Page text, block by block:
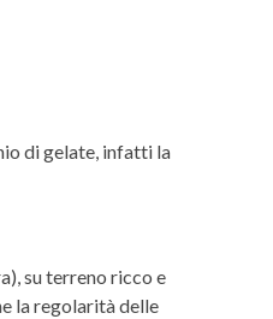
di gelate, infatti la
su terreno ricco e
la regolarità delle